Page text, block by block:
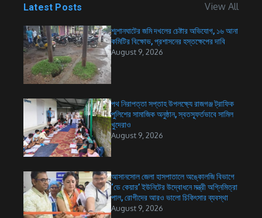
Latest Posts View All
শ্মশানঘাটের জমি দখলের চেষ্টার অভিযোগ, ১৬ আনা
কমিটির বিক্ষোভ, প্রশাসনের হস্তক্ষেপের দাবি
August 9, 2026
পথ নিরাপত্তা সপ্তাহ উপলক্ষ্যে রাজগঞ্জ ট্রাফিক
পুলিশের সামাজিক অনুষ্ঠান, স্বতস্ফূর্তভাবে সামিল
খুদেরাও
August 9, 2026
আসানসোল জেলা হাসপাতালে অঙ্কোলজি বিভাগে
‘ডে কেয়ার’ ইউনিটের উদ্বোধনে মন্ত্রী অগ্নিমিত্রা
পাল, রোগীদের আরও ভালো চিকিৎসার ব্যবস্থা
August 9, 2026